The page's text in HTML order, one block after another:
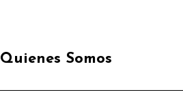
Quienes Somos